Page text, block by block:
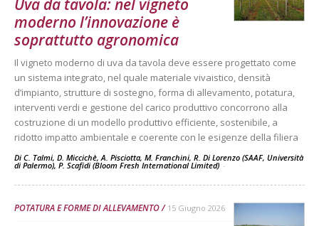
Uva da tavola: nel vigneto
moderno l’innovazione è
soprattutto agronomica
Il vigneto moderno di uva da tavola deve essere progettato come
un sistema integrato, nel quale materiale vivaistico, densità
d’impianto, strutture di sostegno, forma di allevamento, potatura,
interventi verdi e gestione del carico produttivo concorrono alla
costruzione di un modello produttivo efficiente, sostenibile, a
ridotto impatto ambientale e coerente con le esigenze della filiera
Di C. Talmi, D. Miccichè, A. Pisciotta, M. Franchini, R. Di Lorenzo (SAAF, Università
di Palermo), P. Scafidi (Bloom Fresh International Limited) -
POTATURA E FORME DI ALLEVAMENTO 15 Giugno 2026